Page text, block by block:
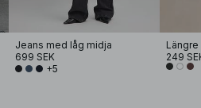
Jeans med låg midja
699 SEK
+5
249